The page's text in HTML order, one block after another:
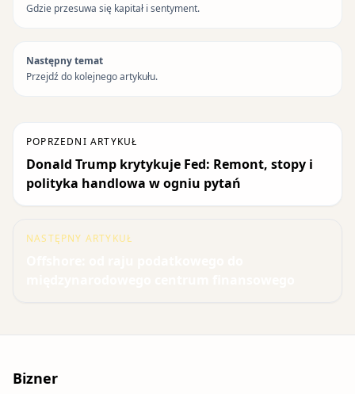
Gdzie przesuwa się kapitał i sentyment.
Następny temat
Przejdź do kolejnego artykułu.
POPRZEDNI ARTYKUŁ
Donald Trump krytykuje Fed: Remont, stopy i
polityka handlowa w ogniu pytań
NASTĘPNY ARTYKUŁ
Bizner